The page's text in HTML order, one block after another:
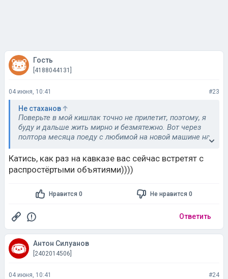
Гость
[4188044131]
04 июня, 10:41 #23
Не стаханов
Поверьте в мой кишлак точно не прилетит, поэтому, я
буду и дальше жить мирно и безмятежно. Вот через
полтора месяца поеду с любимой на новой машине на
Катись, как раз на кавказе вас сейчас встретят с
распростёртыми объятиями))))
Нравится 0 Не нравится 0
Ответить
Aнтон Силуанов
[2402014506]
04 июня, 10:41 #24